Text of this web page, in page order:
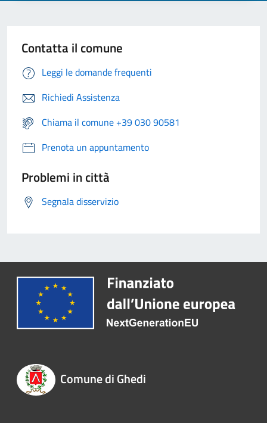
Contatta il comune
Leggi le domande frequenti
Richiedi Assistenza
Chiama il comune +39 030 90581
Prenota un appuntamento
Problemi in città
Segnala disservizio
Comune di Ghedi